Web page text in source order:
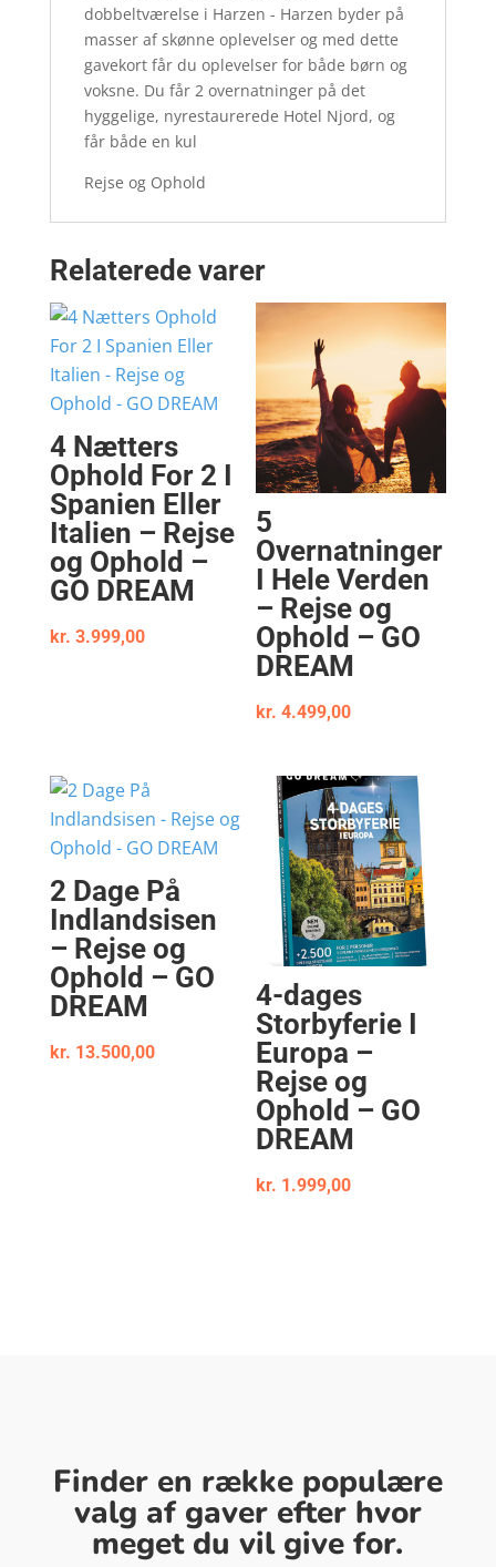
dobbeltværelse i Harzen - Harzen byder på
masser af skønne oplevelser og med dette
gavekort får du oplevelser for både børn og
voksne. Du får 2 overnatninger på det
hyggelige, nyrestaurerede Hotel Njord, og
får både en kul
Rejse og Ophold
Relaterede varer
4 Nætters
Ophold For 2 I
Spanien Eller
Italien – Rejse
og Ophold –
GO DREAM
kr. 3.999,00
5
Overnatninger
I Hele Verden
– Rejse og
Ophold – GO
DREAM
kr. 4.499,00
2 Dage På
Indlandsisen
– Rejse og
Ophold – GO
DREAM
kr. 13.500,00
4-dages
Storbyferie I
Europa –
Rejse og
Ophold – GO
DREAM
kr. 1.999,00
Finder en række populære
valg af gaver efter hvor
meget du vil give for.